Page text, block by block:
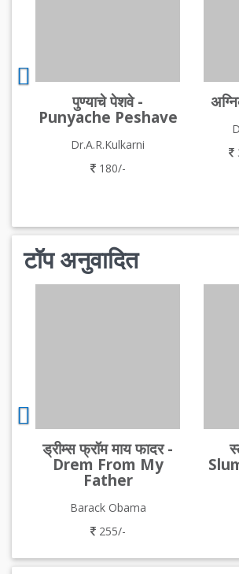
पुण्याचे पेशवे -
Punyache Peshave
Dr.A.R.Kulkarni
180/-
टॉप अनुवादित
ड्रीम्स फ्रॉम माय फादर -
Drem From My
Father
Barack Obama
255/-